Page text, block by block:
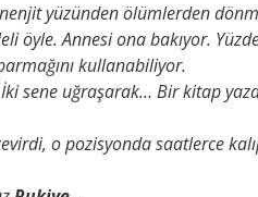
yüzünden ölümlerden
öyle. Annesi ona bakıyor.
kullanabiliyor.
sene uğraşarak… Bir kitap
o pozisyonda saatlerce